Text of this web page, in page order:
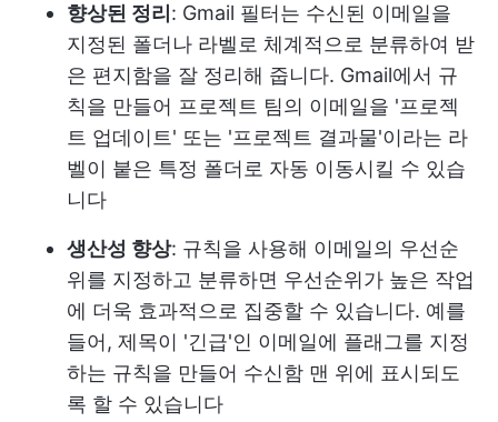
향상된 정리 : Gmail 필터는 수신된 이메일을
지정된 폴더나 라벨로 체계적으로 분류하여 받
은 편지함을 잘 정리해 줍니다. Gmail에서 규
칙을 만들어 프로젝트 팀의 이메일을 '프로젝
트 업데이트' 또는 '프로젝트 결과물'이라는 라
벨이 붙은 특정 폴더로 자동 이동시킬 수 있습
니다
생산성 향상: 규칙을 사용해 이메일의 우선순
위를 지정하고 분류하면 우선순위가 높은 작업
에 더욱 효과적으로 집중할 수 있습니다. 예를
들어, 제목이 '긴급'인 이메일에 플래그를 지정
하는 규칙을 만들어 수신함 맨 위에 표시되도
록 할 수 있습니다